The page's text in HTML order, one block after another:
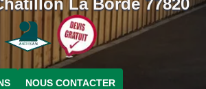
La Borde 77820
NOUS CONTACTER